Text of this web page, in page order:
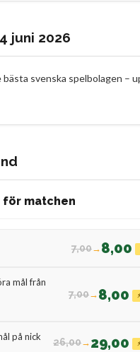
juni 2026
svenska spelbolagen –
matchen
7,00→8,00
mål från
7,00→8,00
på nick 26,00→29,00